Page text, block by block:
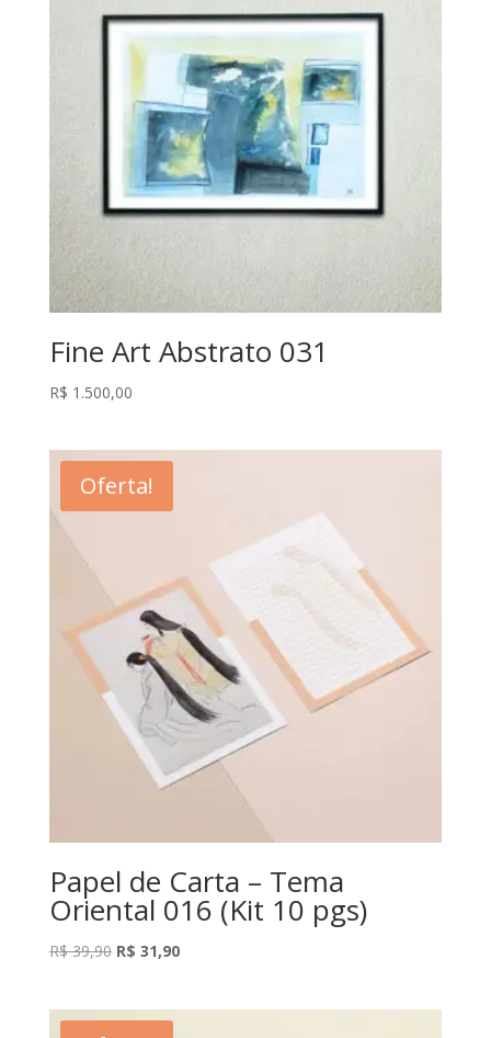
Fine Art Abstrato 031
R$ 1.500,00
Oferta!
Papel de Carta – Tema
Oriental 016 (Kit 10 pgs)
R$39,90 O
era:
R$ 31,90O